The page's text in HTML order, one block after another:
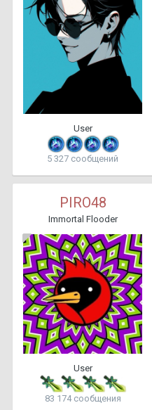
User
5 327 сообщений
PIRO48
Immortal Flooder
User
83 174 сообщения